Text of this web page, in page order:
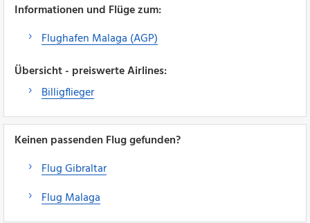
Informationen und Flüge zum:
Flughafen Malaga (AGP)
Übersicht - preiswerte Airlines:
Billigflieger
Keinen passenden Flug gefunden?
Flug Gibraltar
Flug Malaga